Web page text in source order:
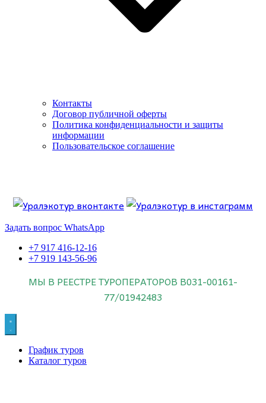
Контакты
Договор публичной оферты
Политика конфиденциальности и защиты
информации
Пользовательское соглашение
Знайте об этом.
Задать вопрос WhatsApp
+7 917 416-12-16
+7 919 143-56-96
МЫ В РЕЕСТРЕ ТУРОПЕРАТОРОВ В031-00161-
77/01942483
График туров
Каталог туров